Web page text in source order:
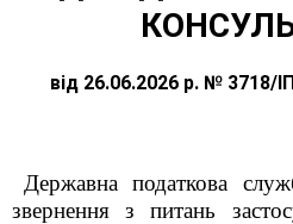
від 26.06.2026 р. № 3718/
Державна податкова
звернення з питань